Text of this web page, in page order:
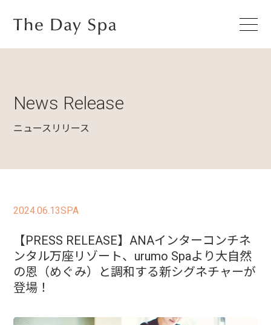
News Release
ニュースリリース
2024.06.13SPA
【PRESS RELEASE】ANAインターコンチネ
ンタル万座リゾート、urumo Spaより大自然
の恩（めぐみ）と調和する​新シグネチャーが
登場！